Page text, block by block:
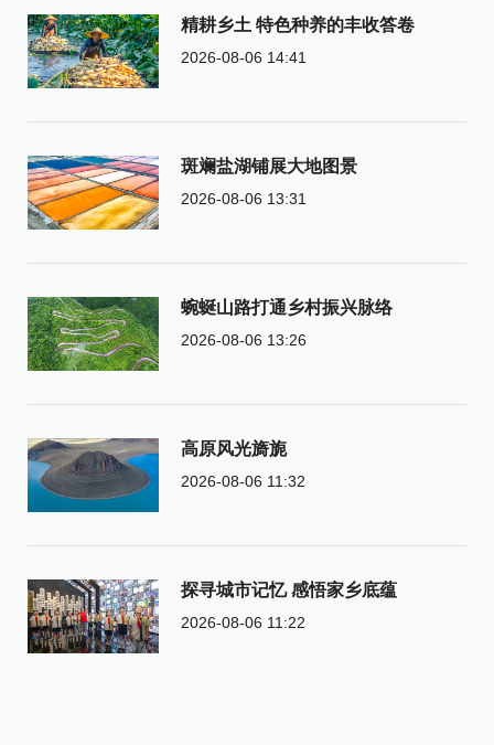
精耕乡土 特色种养的丰收答卷
2026-08-06 14:41
斑斓盐湖铺展大地图景
2026-08-06 13:31
蜿蜒山路打通乡村振兴脉络
2026-08-06 13:26
高原风光旖旎
2026-08-06 11:32
探寻城市记忆 感悟家乡底蕴
2026-08-06 11:22